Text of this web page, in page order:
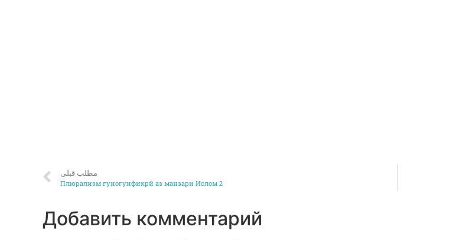
مطلب قبلی
Плюрализм гуногунфикрӣ аз манзари Ислом 2
Добавить комментарий